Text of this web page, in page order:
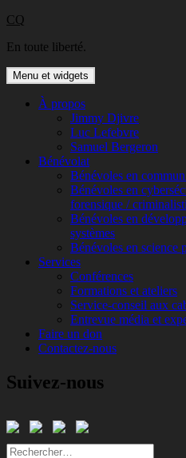
Aller
contenu
CQ
En toute liberté.
Menu et widgets
À propos
Jimmy Djivre
Luc Lefebvre
Samuel Bergeron
Bénévolat
Bénévoles en
Bénévoles en
forensique /
Bénévoles en
systèmes
Bénévoles en
Services
Conférences
Formations et ateliers
Service-conseil aux
Entrevue média et
Faire un don
Contactez-nous
Suivez-nous
Rechercher :